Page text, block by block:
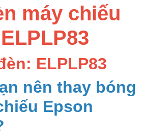
máy chiếu
ELPLP83
nên thay bóng
Epson